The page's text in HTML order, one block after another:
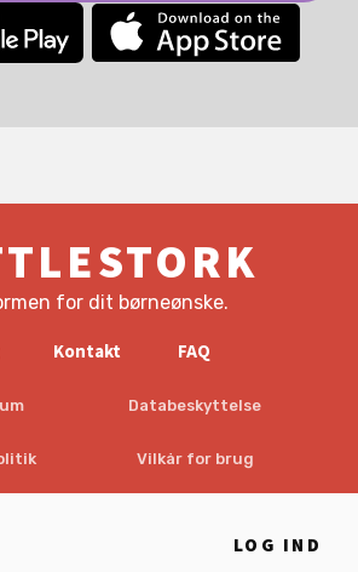
LOG IND
for dit børneønske.
Kontakt FAQ
Databeskyttelse
Vilkår for brug